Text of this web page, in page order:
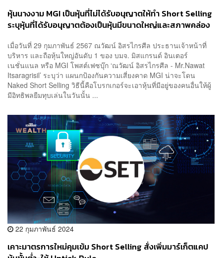
หุ้นนางงาม MGI เป็นหุ้นที่ไม่ได้รับอนุญาตให้ทำ Short Selling
ระบุหุ้นที่ได้รับอนุญาตต้องเป็นหุ้นมีขนาดใหญ่และสภาพคล่อง
เมื่อวันที่ 29 กุมภาพันธ์ 2567 ณวัฒน์ อิสรไกรศีล ประธานเจ้าหน้าที่
บริหาร และถือหุ้นใหญ่อันดับ 1 ของ บมจ. มิสแกรนด์ อินเตอร์
เนชั่นแนล หรือ MGI โพสต์เฟซบุ๊ก ‘ณวัฒน์ อิสรไกรศีล - Mr.Nawat
Itsaragrisil’ ระบุว่า แผนกป้องกันความเสี่ยงคาด MGI น่าจะโดน
Naked Short Selling วิธีนี้คือโบรกเกอร์จะเอาหุ้นที่มีอยู่ของคนอื่นให้ผู้
มีอิทธิพลยืมทุบเล่นในวันนั้น ...
22 กุมภาพันธ์ 2024
เคาะมาตรการใหม่คุมเข้ม Short Selling สั่งเพิ่มมาร์เก็ตแคป